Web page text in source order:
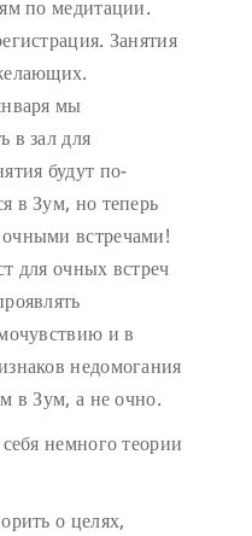
по медитации.
Занятия
мы
в зал для
будут по-
в Зум, но теперь
встречами!
для очных встреч
и в
недомогания
в Зум, а не очно.
немного теории
о целях,